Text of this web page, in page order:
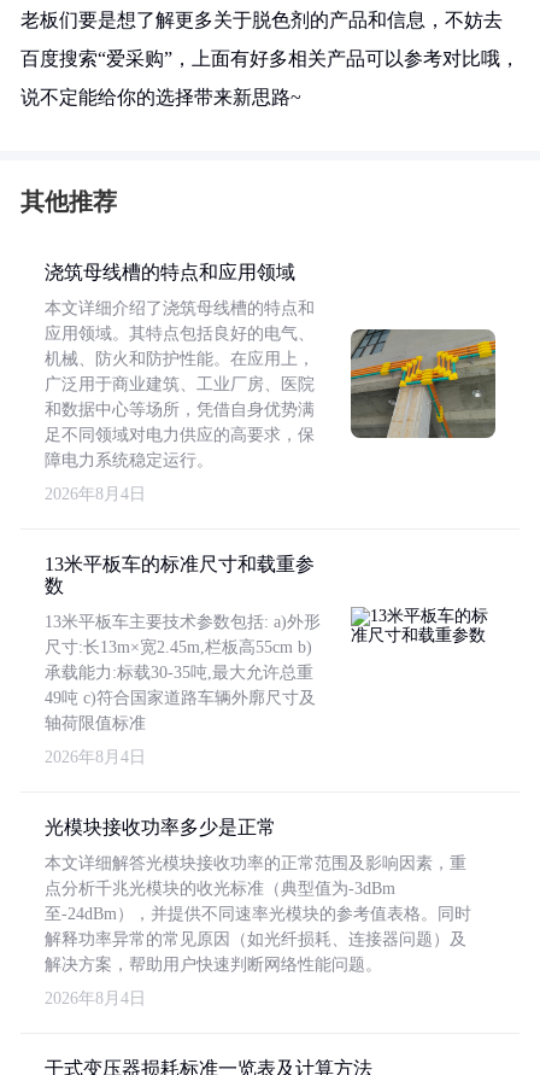
老板们要是想了解更多关于脱色剂的产品和信息，不妨去
百度搜索“爱采购”，上面有好多相关产品可以参考对比哦，
说不定能给你的选择带来新思路~
其他推荐
浇筑母线槽的特点和应用领域
本文详细介绍了浇筑母线槽的特点和
应用领域。其特点包括良好的电气、
机械、防火和防护性能。在应用上，
广泛用于商业建筑、工业厂房、医院
和数据中心等场所，凭借自身优势满
足不同领域对电力供应的高要求，保
障电力系统稳定运行。
2026年8月4日
13米平板车的标准尺寸和载重参
数
13米平板车主要技术参数包括: a)外形
尺寸:长13m×宽2.45m,栏板高55cm b)
承载能力:标载30-35吨,最大允许总重
49吨 c)符合国家道路车辆外廓尺寸及
轴荷限值标准
2026年8月4日
光模块接收功率多少是正常
本文详细解答光模块接收功率的正常范围及影响因素，重
点分析千兆光模块的收光标准（典型值为-3dBm
至-24dBm），并提供不同速率光模块的参考值表格。同时
解释功率异常的常见原因（如光纤损耗、连接器问题）及
解决方案，帮助用户快速判断网络性能问题。
2026年8月4日
干式变压器损耗标准一览表及计算方法